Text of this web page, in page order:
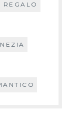
REGALO